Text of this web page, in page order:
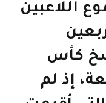
اللاعبين
كأس
إذ لم